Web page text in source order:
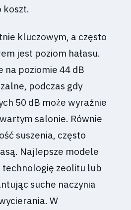
koszt.
kluczowym, a często
jest poziom hałasu.
na poziomie 44 dB
podczas gdy
50 dB może wyraźnie
salonie. Równie
suszenia, często
Najlepsze modele
zeolitu lub
suche naczynia
W